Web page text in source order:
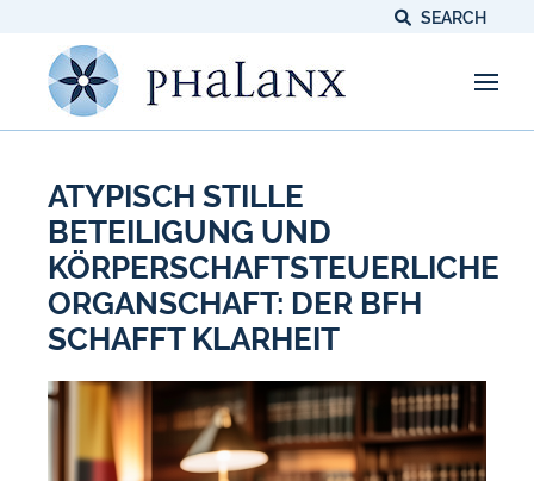
SEARCH
ATYPISCH STILLE
BETEILIGUNG UND
KÖRPERSCHAFTSTEUERLICHE
ORGANSCHAFT: DER BFH
SCHAFFT KLARHEIT